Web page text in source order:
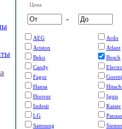
Цена
-
AEG
Ardo
Ariston
Atlant
Beko
Bosch
Candy
Fagor
Hansa
Hoover
Ignis
Indesit
Kaiser
LG
Samsung